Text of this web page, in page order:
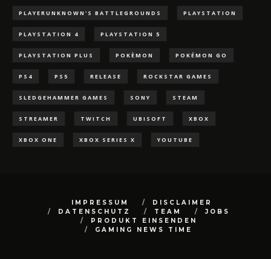
PLAYERUNKNOWN'S BATTLEGROUNDS PLAYSTATION
PLAYSTATION 4 PLAYSTATION 5
PLAYSTATION PLUS POKÈMON POKÉMON GO
PS4 PS5 RELEASE ROCKSTAR GAMES
SLEDGEHAMMER GAMES SONY STEAM
STREAMER TWITCH UBISOFT XBOX
XBOX ONE XBOX SERIES X YOUTUBE
IMPRESSUM
DISCLAIMER
DATENSCHUTZ
TEAM
JOBS
PRODUKT EINSENDEN
GAMING NEWS TIME